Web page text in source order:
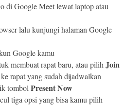
di Google Meet lewat laptop atau
lalu kunjungi halaman Google
Google kamu
membuat rapat baru, atau pilih Join
rapat yang sudah dijadwalkan
tombol Present Now
tiga opsi yang bisa kamu pilih